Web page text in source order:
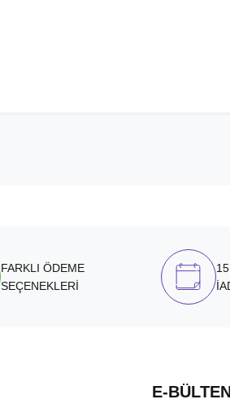
FARKLI ÖDEME
SEÇENEKLERİ
E-